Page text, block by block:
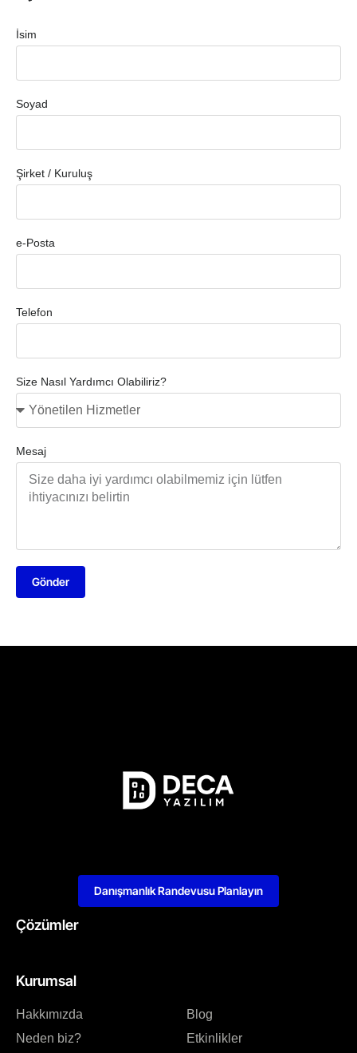
İsim
Soyad
Şirket / Kuruluş
e-Posta
Telefon
Size Nasıl Yardımcı Olabiliriz?
Mesaj
Gönder
Çözümler
Kurumsal
Hakkımızda
Neden biz?
Blog
Etkinlikler
Danışmanlık Randevusu Planlayın